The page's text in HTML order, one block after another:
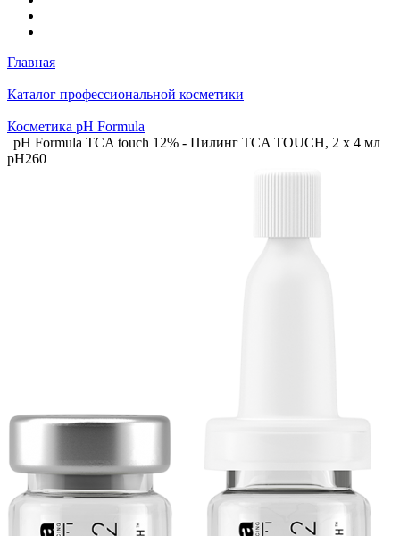
Главная
Каталог профессиональной косметики
Косметика pH Formula
pH Formula TCA touch 12% - Пилинг ТСA TOUCH, 2 х 4 мл
pH260